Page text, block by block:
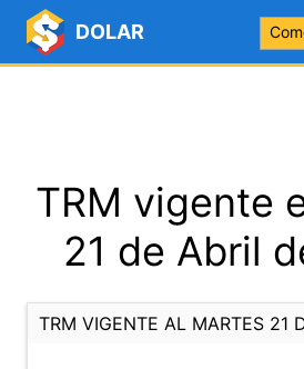
DOLAR
TRM vigente
21 de Abril
TRM VIGENTE AL MARTES 21